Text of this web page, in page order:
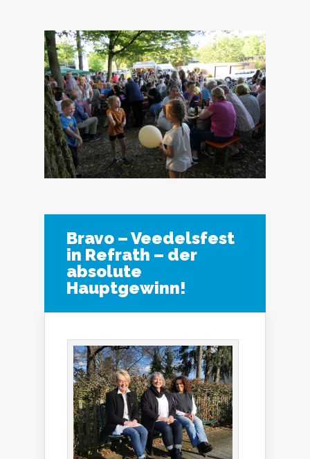
Bravo – Veedelsfest
in Refrath – der
absolute
Hauptgewinn!